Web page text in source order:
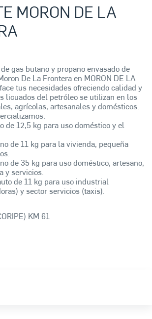
MORON DE LA
gas butano y propano envasado de
De La Frontera en MORON DE LA
tus necesidades ofreciendo calidad y
licuados del petróleo se utilizan en los
agrícolas, artesanales y domésticos.
de 12,5 kg para uso doméstico y el
de 11 kg para la vivienda, pequeña
de 35 kg para uso doméstico, artesano,
y servicios.
de 11 kg para uso industrial
y sector servicios (taxis).
KM 61